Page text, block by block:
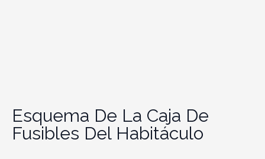
Esquema De La Caja De
Fusibles Del Habitáculo